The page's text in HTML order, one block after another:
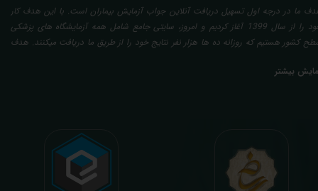
ما در درجه اول تسهیل دریافت آنلاین جواب آزمایش بیماران است. با این هدف کار
خود را از سال 1399 آغاز کردیم و امروز، سایتی جامع شامل همه آزمایشگاه های پزشکی
کشور هستیم که روزانه ده ها هزار نفر نتایج خود را از طریق ما دریافت میکنند. هدف
با تایید و مهر پزشک متخصص) میباشد. رسالت ما در تفسیر، استخراج حداکثر
بیمه ها، افزایش تمایل افراد به انجام آزمایش (با دریافت اطلاعاتی دقیقتر، کاربردی، قابل
و شخصی سازی شده) میگردد. تا درنهایت به جامعه ای سالم تر برای تبدیل شدن به
پیشرفته (دیر و زود داره سوخت و سوز نداره...) برسیم. قابل ذکر است که جواب
آنلاین به نتایج هیچ یک از کاربران بصورت مستقیم دسترسی ندارد و موارد تفسیر نیز
بیشتر